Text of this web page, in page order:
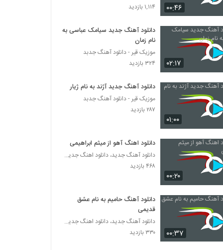
موزیک زیبای دیوانه جان از بابک مافی
۱,۶۱۹ بازدید
افشین آذری آهنگ دلبری
موزیک زیبای با تو آرومم (رمیکس) از ماکان بند
۳,۰۵۴ بازدید
آهنگ ناصر زینعلی بنام فقط باش
Tarokh Donya Donya)
۱,۵۵۹ بازدید
دانلود آهنگ لیلا از علیرضا قربانی
۲,۰۷۲ بازدید
۰۰:۴۶
۱,۱۱۴ بازدید
۰۲:۱۷
دانلود آهنگ جدید سیامک عباسی به
نام زمان
موزیک قیر - دانلود آهنگ جدبد
۳۲۴ بازدید
۰۱:۰۰
دانلود آهنگ جدید آژند به نام ژیار
موزیک قیر - دانلود آهنگ جدبد
۲۸۷ بازدید
۰۰:۲۰
دانلود اهنگ آهو از میثم ابراهیمی
دانلود آهنگ جدید، دانلود اهنگ جدید ایرانی
۴۶۸ بازدید
۰۰:۳۷
دانلود آهنگ حامیم به نام عشق
قدیمی
دانلود آهنگ جدید، دانلود اهنگ جدید ایرانی
۳۳۰ بازدید